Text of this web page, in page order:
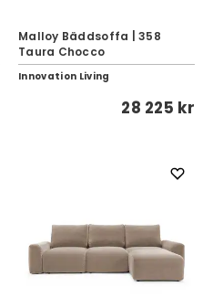
Malloy Bäddsoffa | 358
Taura Chocco
Innovation Living
28 225 kr